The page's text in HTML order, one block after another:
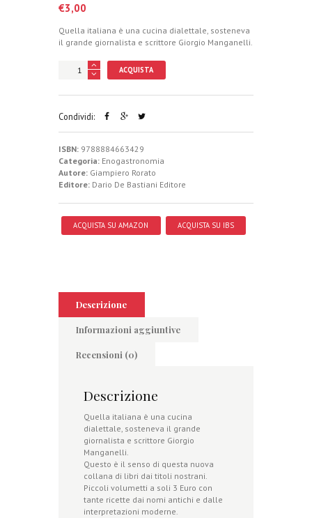
€3,00
Quella italiana è una cucina dialettale, sosteneva
il grande giornalista e scrittore Giorgio Manganelli.
ACQUISTA
Condividi:
ISBN: 9788884663429
Categoria: Enogastronomia
Autore: Giampiero Rorato
Editore: Dario De Bastiani Editore
ACQUISTA SU AMAZON ACQUISTA SU IBS
Descrizione
Informazioni aggiuntive
Recensioni (0)
Descrizione
Quella italiana è una cucina
dialettale, sosteneva il grande
giornalista e scrittore Giorgio
Manganelli.
Questo è il senso di questa nuova
collana di libri dai titoli nostrani.
Piccoli volumetti a soli 3 Euro con
tante ricette dai nomi antichi e dalle
interpretazioni moderne.